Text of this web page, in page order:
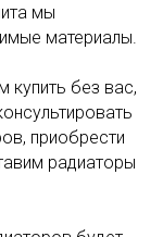
мы
материалы.
без вас,
приобрести
радиаторы